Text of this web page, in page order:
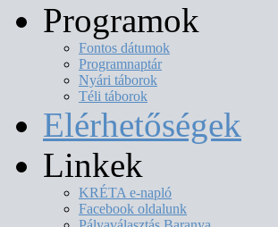
Programok
Fontos dátumok
Programnaptár
Nyári táborok
Téli táborok
Elérhetőségek
Linkek
KRÉTA e-napló
Facebook oldalunk